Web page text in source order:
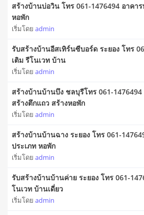
สร้างบ้านบ่อวิน โทร 061-1476494 อาคา
หอพัก
เริ่มโดย admin
รับสร้างบ้านอีสเทิร์นซีบอร์ด ระยอง โทร
เติม รีโนเวท บ้าน
เริ่มโดย admin
สร้างบ้านบ้านบึง ชลบุรีโทร 061-
สร้างตึกแถว สร้างหอพัก
เริ่มโดย admin
สร้างบ้านบ้านฉาง ระยอง โทร 061-
ประเภท หอพัก
เริ่มโดย admin
รับสร้างบ้านบ้านค่าย ระยอง โทร 061-
โนเวท บ้านเดี่ยว
เริ่มโดย admin